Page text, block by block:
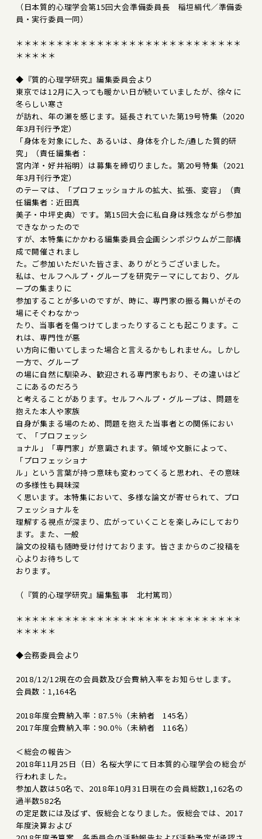
（日本質的心理学会第15回大会準備委員長 稲垣絹代／準備委
員・実行委員一同）
＊＊＊＊＊＊＊＊＊＊＊＊＊＊＊＊＊＊＊＊＊＊＊＊＊＊＊＊
＊＊＊＊＊
◆『質的心理学研究』編集委員会より
東京では12月に入っても暖かい日が続いていましたが、徐々に
冬らしい寒さ
が訪れ、年の瀬を感じます。延長されていた第19号特集（2020
年3月刊行予定）
「身体を対象にした、あるいは、身体を介した/通した質的研
究」（責任編集者：
宮内洋・好井裕明）は募集を締切りました。第20号特集（2021
年3月刊行予定）
のテーマは、「プロフェッショナルの拡大、拡張、変容」（責
任編集者：近田真
美子・中坪史典）です。第15回大会に私自身は残念ながら参加
できなかったので
すが、本特集にかかわる編集委員会企画シンポジウムが二部構
成で開催されまし
た。ご参加いただいた皆さま、ありがとうございました。
私は、セルフヘルプ・グループを研究テーマにしており、グル
ープの集まりに
参加することが多いのですが、時に、専門家の振る舞いがその
場にそぐわなかっ
たり、当事者を傷つけてしまったりすることも起こります。こ
れは、専門性が悪
い方向に働いてしまった場合と言えるかもしれません。しかし
一方で、グループ
の場に自然に馴染み、歓迎される専門家もおり、その違いはど
こにあるのだろう
と考えることがあります。セルフヘルプ・グループは、問題を
抱えた本人や家族
自身が集まる場のため、問題を抱えた当事者との関係におい
て、「プロフェッシ
ョナル」「専門家」が意識されます。領域や文脈によって、
「プロフェッショナ
ル」という言葉が持つ意味も変わってくると思われ、その意味
の多様性も興味深
く思います。本特集において、多様な論文が寄せられて、プロ
フェッショナルを
理解する視点が深まり、広がっていくことを楽しみにしており
ます。また、一般
論文の投稿も随時受け付けております。皆さまからのご投稿を
心よりお待ちして
おります。
（『質的心理学研究』編集監事 北村篤司）
＊＊＊＊＊＊＊＊＊＊＊＊＊＊＊＊＊＊＊＊＊＊＊＊＊＊＊＊
＊＊＊＊＊
◆会務委員会より
2018/12/12現在の会員数及び会費納入率をお知らせします。
会員数：1,164名
2018年度会費納入率：87.5％（未納者 145名）
2017年度会費納入率：90.0％（未納者 116名）
＜総会の報告＞
2018年11月25日（日）名桜大学にて日本質的心理学会の総会が
行われました。
参加人数は50名で、2018年10月31日現在の会員総数1,162名の
過半数582名
の定足数には及ばず、仮総会となりました。仮総会では、2017
年度決算および